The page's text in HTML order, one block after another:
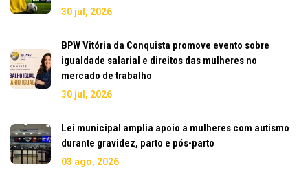
30 jul, 2026
BPW Vitória da Conquista promove evento sobre
igualdade salarial e direitos das mulheres no
mercado de trabalho
30 jul, 2026
Lei municipal amplia apoio a mulheres com autismo
durante gravidez, parto e pós-parto
03 ago, 2026